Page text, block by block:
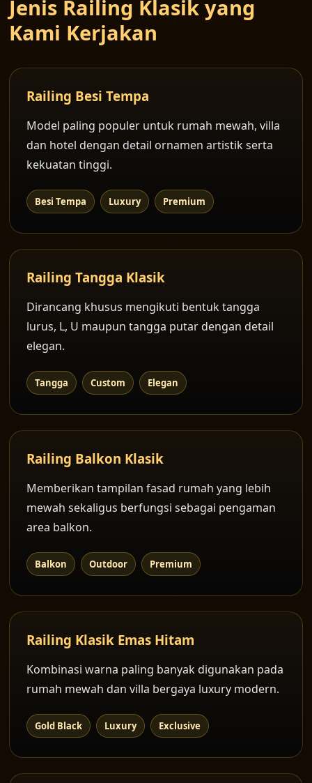
Jenis Railing Klasik yang
Kami Kerjakan
Railing Besi Tempa
Model paling populer untuk rumah mewah, villa
dan hotel dengan detail ornamen artistik serta
kekuatan tinggi.
Besi Tempa Luxury Premium
Railing Tangga Klasik
Dirancang khusus mengikuti bentuk tangga
lurus, L, U maupun tangga putar dengan detail
elegan.
Tangga Custom Elegan
Railing Balkon Klasik
Memberikan tampilan fasad rumah yang lebih
mewah sekaligus berfungsi sebagai pengaman
area balkon.
Balkon Outdoor Premium
Railing Klasik Emas Hitam
Kombinasi warna paling banyak digunakan pada
rumah mewah dan villa bergaya luxury modern.
Gold Black Luxury Exclusive